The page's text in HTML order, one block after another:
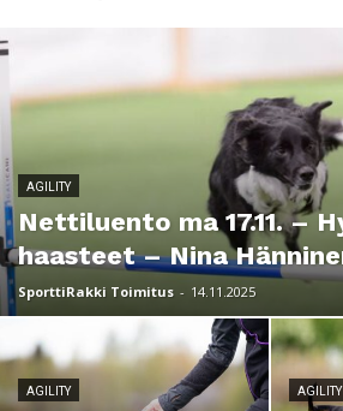
AGILITY
Nettiluento ma 17.11. –
haasteet – Nina
SporttiRakki Toimitus - 14.11.2025
AGILITY AGILITY